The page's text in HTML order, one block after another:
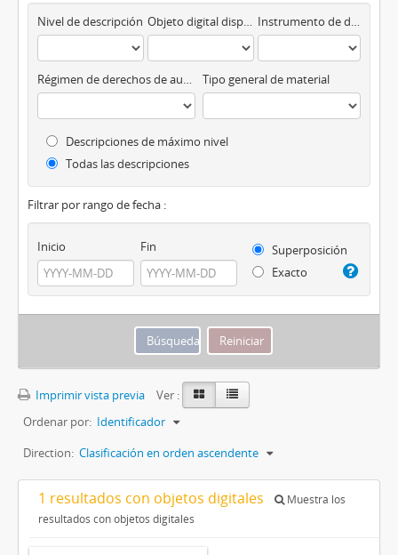
Nivel de descripción Objeto digital disponibles Instrumento de descripción
Régimen de derechos de autor Tipo general de material
Descripciones de máximo nivel
Todas las descripciones
Filtrar por rango de fecha :
Inicio Fin
Superposición
Exacto
Imprimir vista previa
Ver :
Ordenar por: Identificador
Direction: Clasificación en orden ascendente
1 resultados con objetos digitales
Muestra los
resultados con objetos digitales